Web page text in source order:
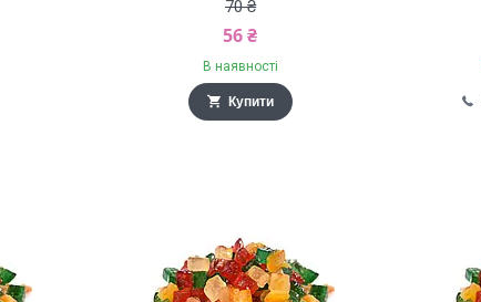
70 ₴
56 ₴
В наявності
Купити